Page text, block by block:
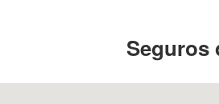
Seguros